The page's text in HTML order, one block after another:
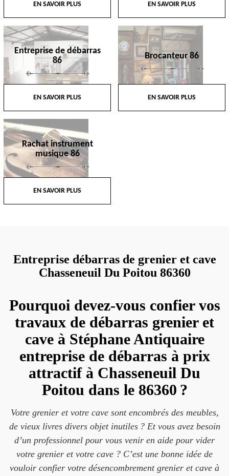
EN SAVOIR PLUS EN SAVOIR PLUS
Entreprise de débarras
86
EN SAVOIR PLUS
Brocanteur 86
EN SAVOIR PLUS
Rachat instrument
musique 86
EN SAVOIR PLUS
Entreprise débarras de grenier et cave
Chasseneuil Du Poitou 86360
Pourquoi devez-vous confier vos
travaux de débarras grenier et
cave à Stéphane Antiquaire
entreprise de débarras à prix
attractif à Chasseneuil Du
Poitou dans le 86360 ?
Votre grenier et votre cave sont encombrés des meubles,
de vieux livres divers objet inutiles ? Et vous avez besoin
d’un professionnel pour vous venir en aide pour vider
votre grenier et votre cave ? C’est une bonne idée de
vouloir confier votre désencombrement grenier et cave à